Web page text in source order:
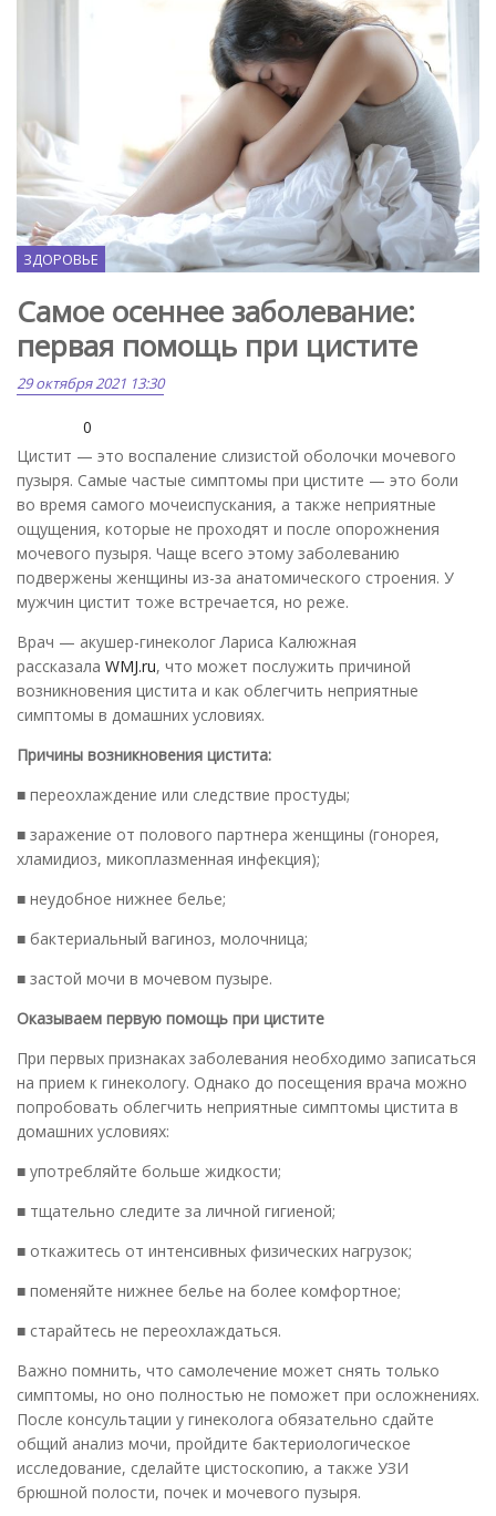
ЗДОРОВЬЕ
Самое осеннее заболевание:
первая помощь при цистите
29 октября 2021 13:30
0
Цистит — это воспаление слизистой оболочки мочевого
пузыря. Самые частые симптомы при цистите — это боли
во время самого мочеиспускания, а также неприятные
ощущения, которые не проходят и после опорожнения
мочевого пузыря. Чаще всего этому заболеванию
подвержены женщины из-за анатомического строения. У
мужчин цистит тоже встречается, но реже.
Врач — акушер-гинеколог Лариса Калюжная
рассказала WMJ.ru, что может послужить причиной
возникновения цистита и как облегчить неприятные
симптомы в домашних условиях.
Причины возникновения цистита:
■ переохлаждение или следствие простуды;
■ заражение от полового партнера женщины (гонорея,
хламидиоз, микоплазменная инфекция);
■ неудобное нижнее белье;
■ бактериальный вагиноз, молочница;
■ застой мочи в мочевом пузыре.
Оказываем первую помощь при цистите
При первых признаках заболевания необходимо записаться
на прием к гинекологу. Однако до посещения врача можно
попробовать облегчить неприятные симптомы цистита в
домашних условиях:
■ употребляйте больше жидкости;
■ тщательно следите за личной гигиеной;
■ откажитесь от интенсивных физических нагрузок;
■ поменяйте нижнее белье на более комфортное;
■ старайтесь не переохлаждаться.
Важно помнить, что самолечение может снять только
симптомы, но оно полностью не поможет при осложнениях.
После консультации у гинеколога обязательно сдайте
общий анализ мочи, пройдите бактериологическое
исследование, сделайте цистоскопию, а также УЗИ
брюшной полости, почек и мочевого пузыря.